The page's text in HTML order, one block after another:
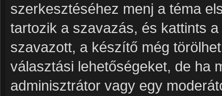
szerkesztéséhez menj a téma
tartozik a szavazás, és kattints a
szavazott, a készítő még
választási lehetőségeket, de ha
adminisztrátor vagy egy